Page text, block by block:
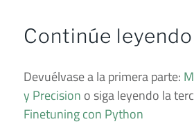
Continúe
Devuélvase a la primera parte:
y Precision o siga leyendo la
Finetuning con Python